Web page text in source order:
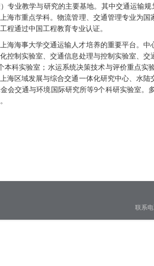
）专业教学与研究的主要基地。其中交通运输
海市重点学科。物流管理、交通管理专业为
程通过中国工程教育专业认证。
海海事大学交通运输人才培养的重要平台。
控制实验室、交通信息处理与控制实验室、
本科实验室；水运系统决策技术与评价重点
海区域发展与综合交通一体化研究中心、水
会交通与环境国际研究所等9个科研实验室
联系